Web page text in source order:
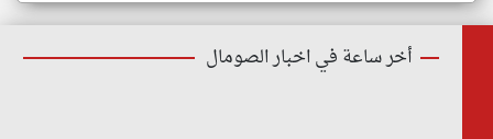
أخر ساعة في اخبار الصومال